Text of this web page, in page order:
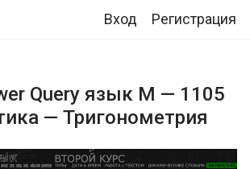
Вход Регистрация
Query язык М — 1105
— Тригонометрия